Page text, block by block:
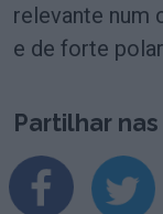
relevante num
e de forte
Partilhar